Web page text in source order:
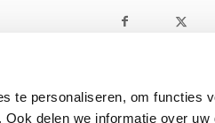
te personaliseren, om functies
delen we informatie over uw